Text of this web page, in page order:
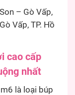
– Gò Vấp,
Vấp, TP. Hồ
cao cấp
nhất
là loại búp